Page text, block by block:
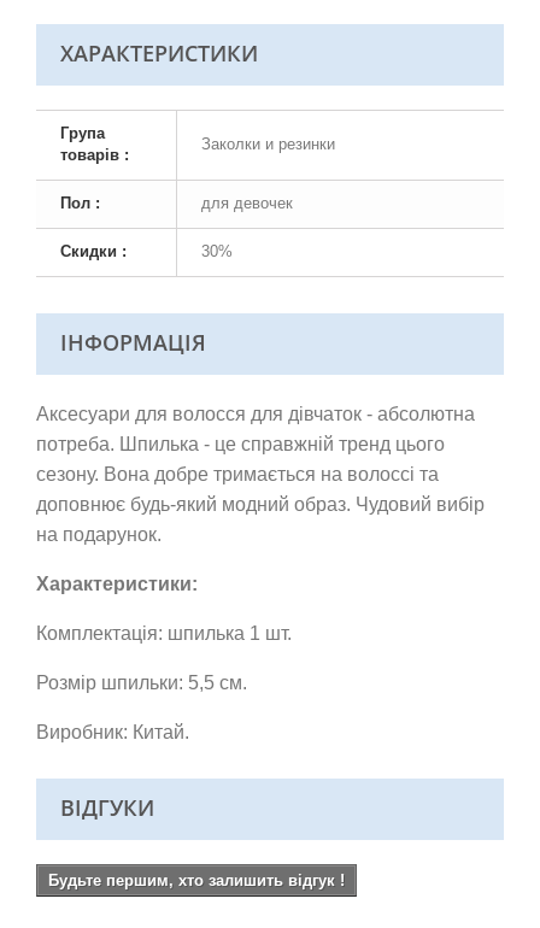
ХАРАКТЕРИСТИКИ
Група
товарів :
Заколки и резинки
Пол : для девочек
Скидки : 30%
ІНФОРМАЦІЯ
Аксесуари для волосся для дівчаток - абсолютна
потреба. Шпилька - це справжній тренд цього
сезону. Вона добре тримається на волоссі та
доповнює будь-який модний образ. Чудовий вибір
на подарунок.
Характеристики:
Комплектація: шпилька 1 шт.
Розмір шпильки: 5,5 см.
Виробник: Китай.
ВІДГУКИ
Будьте першим, хто залишить відгук !